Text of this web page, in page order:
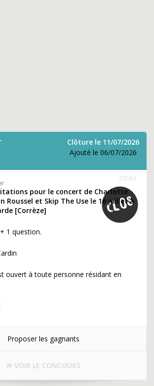
Clôture le 11/07/2026
Ajouté le 06/07/2026
372301
pour le concert de Charlotte
Roussel et Skip The Use le 16 juillet à
[Corrèze]
1 question.
ouvert à toute personne résidant en
Proposer les gagnants
VOIR LE CONCOURS